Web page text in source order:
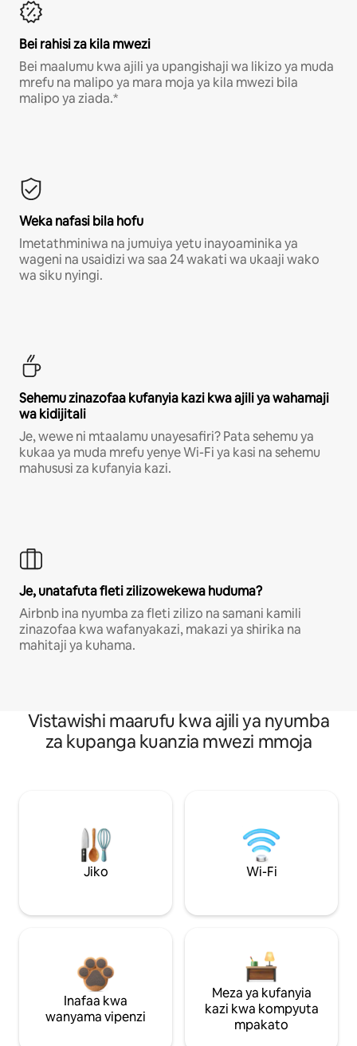
Bei rahisi za kila mwezi
Bei maalumu kwa ajili ya upangishaji wa likizo ya muda
mrefu na malipo ya mara moja ya kila mwezi bila
malipo ya ziada.*
Weka nafasi bila hofu
Imetathminiwa na jumuiya yetu inayoaminika ya
wageni na usaidizi wa saa 24 wakati wa ukaaji wako
wa siku nyingi.
Sehemu zinazofaa kufanyia kazi kwa ajili ya wahamaji
wa kidijitali
Je, wewe ni mtaalamu unayesafiri? Pata sehemu ya
kukaa ya muda mrefu yenye Wi-Fi ya kasi na sehemu
mahususi za kufanyia kazi.
Je, unatafuta fleti zilizowekewa huduma?
Airbnb ina nyumba za fleti zilizo na samani kamili
zinazofaa kwa wafanyakazi, makazi ya shirika na
mahitaji ya kuhama.
Vistawishi maarufu kwa ajili ya nyumba
za kupanga kuanzia mwezi mmoja
Jiko Wi-Fi
Inafaa kwa
wanyama vipenzi
Meza ya kufanyia
kazi kwa kompyuta
mpakato